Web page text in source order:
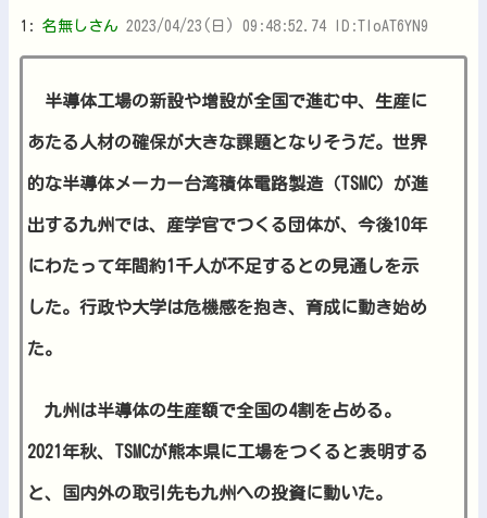
1: 名無しさん 2023/04/23(日) 09:48:52.74 ID:TloAT6YN9
半導体工場の新設や増設が全国で進む中、生産に
あたる人材の確保が大きな課題となりそうだ。世界
的な半導体メーカー台湾積体電路製造（TSMC）が進
出する九州では、産学官でつくる団体が、今後10年
にわたって年間約1千人が不足するとの見通しを示
した。行政や大学は危機感を抱き、育成に動き始め
た。
九州は半導体の生産額で全国の4割を占める。
2021年秋、TSMCが熊本県に工場をつくると表明する
と、国内外の取引先も九州への投資に動いた。